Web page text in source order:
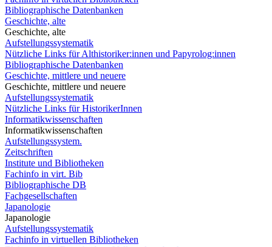
Bibliographische Datenbanken
Geschichte, alte
Geschichte, alte
Aufstellungssystematik
Nützliche Links für Althistoriker:innen und Papyrolog:innen
Bibliographische Datenbanken
Geschichte, mittlere und neuere
Geschichte, mittlere und neuere
Aufstellungssystematik
Nützliche Links für HistorikerInnen
Informatikwissenschaften
Informatikwissenschaften
Aufstellungssystem.
Zeitschriften
Institute und Bibliotheken
Fachinfo in virt. Bib
Bibliographische DB
Fachgesellschaften
Japanologie
Japanologie
Aufstellungssystematik
Fachinfo in virtuellen Bibliotheken